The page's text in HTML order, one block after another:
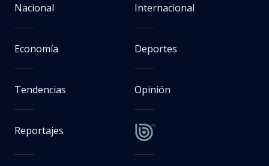
Nacional Internacional
Economía Deportes
Tendencias Opinión
Reportajes